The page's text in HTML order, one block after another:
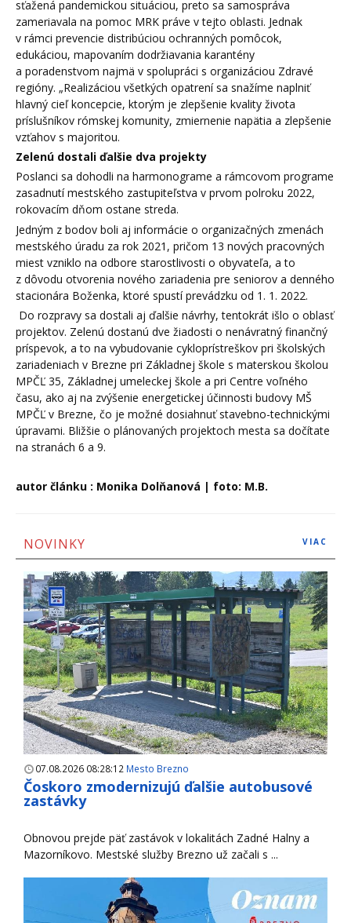
sťažená pandemickou situáciou, preto sa samospráva
zameriavala na pomoc MRK práve v tejto oblasti. Jednak
v rámci prevencie distribúciou ochranných pomôcok,
edukáciou, mapovaním dodržiavania karantény
a poradenstvom najmä v spolupráci s organizáciou Zdravé
regióny. „Realizáciou všetkých opatrení sa snažíme naplniť
hlavný cieľ koncepcie, ktorým je zlepšenie kvality života
príslušníkov rómskej komunity, zmiernenie napätia a zlepšenie
vzťahov s majoritou.
Zelenú dostali ďalšie dva projekty
Poslanci sa dohodli na harmonograme a rámcovom programe
zasadnutí mestského zastupiteľstva v prvom polroku 2022,
rokovacím dňom ostane streda.
Jedným z bodov boli aj informácie o organizačných zmenách
mestského úradu za rok 2021, pričom 13 nových pracovných
miest vzniklo na odbore starostlivosti o obyvateľa, a to
z dôvodu otvorenia nového zariadenia pre seniorov a denného
stacionára Boženka, ktoré spustí prevádzku od 1. 1. 2022.
Do rozpravy sa dostali aj ďalšie návrhy, tentokrát išlo o oblasť
projektov. Zelenú dostanú dve žiadosti o nenávratný finančný
príspevok, a to na vybudovanie cykloprístreškov pri školských
zariadeniach v Brezne pri Základnej škole s materskou školou
MPČĽ 35, Základnej umeleckej škole a pri Centre voľného
času, ako aj na zvýšenie energetickej účinnosti budovy MŠ
MPČĽ v Brezne, čo je možné dosiahnuť stavebno-technickými
úpravami. Bližšie o plánovaných projektoch mesta sa dočítate
na stranách 6 a 9.
autor článku : Monika Dolňanová | foto: M.B.
NOVINKY VIAC
07.08.2026 08:28:12 Mesto Brezno
Čoskoro zmodernizujú ďalšie autobusové
zastávky
Obnovou prejde päť zastávok v lokalitách Zadné Halny a
Mazorníkovo. Mestské služby Brezno už začali s ...